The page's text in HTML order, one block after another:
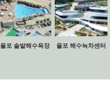
율포 솔밭해수욕장 율포 해수녹차센터